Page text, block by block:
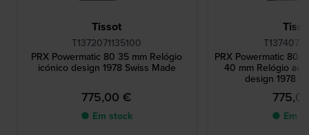
Tissot
T1372071135100
PRX Powermatic 80 35 mm Relógio
icónico design 1978 Swiss Made
775,00 €
● Em stock
PRX Powermatic 80
40 mm Relógio
design 1978
● Em